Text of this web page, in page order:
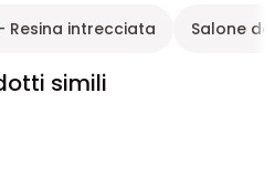
Resina intrecciata Salone
simili